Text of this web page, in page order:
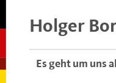
Holger
Es geht um uns